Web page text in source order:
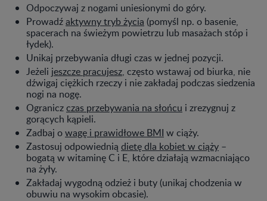
Odpoczywaj z nogami uniesionymi do góry.
Prowadźaktywny tryb życia (pomyśl np. o basenie,
spacerach na świeżym powietrzu lub masażach stóp i
łydek).
Unikaj przebywania długi czas w jednej pozycji.
Jeżeli jeszcze pracujesz, często wstawaj od biurka, nie
dźwigaj ciężkich rzeczy i nie zakładaj podczas siedzenia
nogi na nogę.
Ograniczczas przebywania na słońcu i zrezygnuj z
gorących kąpieli.
Zadbaj owagę i prawidłowe BMI w ciąży.
Zastosuj odpowiednią dietę dla kobiet w ciąży –
bogatą w witaminę C i E, które działają wzmacniająco
na żyły.
Zakładaj wygodną odzież i buty (unikaj chodzenia w
obuwiu na wysokim obcasie).